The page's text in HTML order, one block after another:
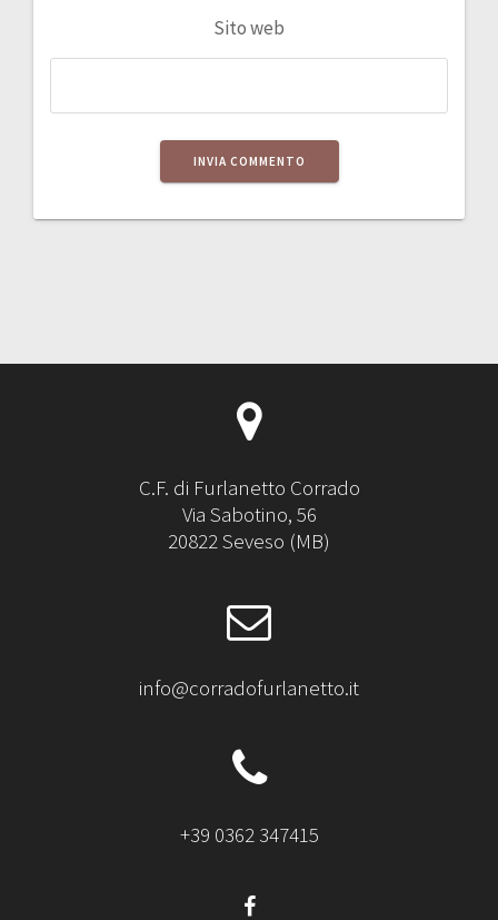
Sito web
C.F. di Furlanetto Corrado
Via Sabotino, 56
20822 Seveso (MB)
info@corradofurlanetto.it
+39 0362 347415